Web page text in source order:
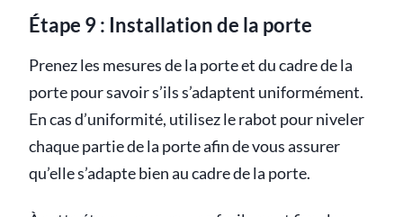
Étape 9 : Installation de la porte
Prenez les mesures de la porte et du cadre de la
porte pour savoir s’ils s’adaptent uniformément.
En cas d’uniformité, utilisez le rabot pour niveler
chaque partie de la porte afin de vous assurer
qu’elle s’adapte bien au cadre de la porte.